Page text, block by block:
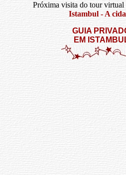
Próxima visita do tour virtual
Istambul - A
GUIA
EM